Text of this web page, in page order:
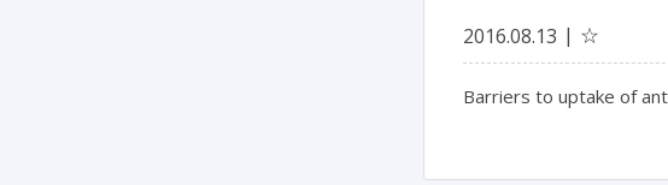
2016.08.13 ☆
Barriers to uptake of